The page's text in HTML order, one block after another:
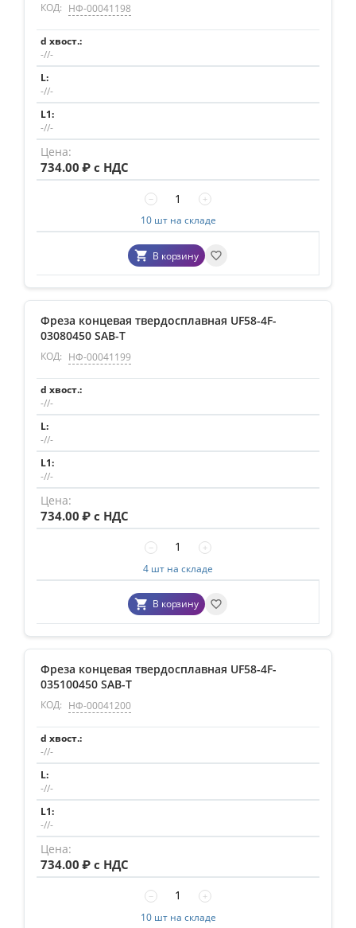
КОД: НФ-00041198
-//-
-//-
-//-
734.00 ₽ с НДС
+
−
10 шт на складе
В корзину
Фреза концевая твердосплавная UF58-4F-
03080450 SAB-T
КОД: НФ-00041199
-//-
-//-
-//-
734.00 ₽ с НДС
+
−
4 шт на складе
В корзину
Фреза концевая твердосплавная UF58-4F-
035100450 SAB-T
КОД: НФ-00041200
-//-
-//-
-//-
734.00 ₽ с НДС
+
−
10 шт на складе